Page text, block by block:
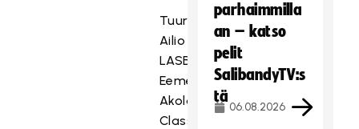
Tuure
Ailio
LASB
Eemeli
Akola
Classic
parhaimmilla
an – katso
pelit
SalibandyTV:s
tä
06.08.2026